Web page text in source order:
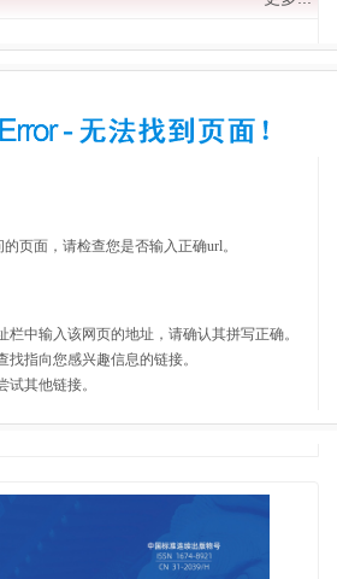
页面，请检查您是否输入正确url。
栏中输入该网页的地址，请确认其拼写正确。
找指向您感兴趣信息的链接。
试其他链接。